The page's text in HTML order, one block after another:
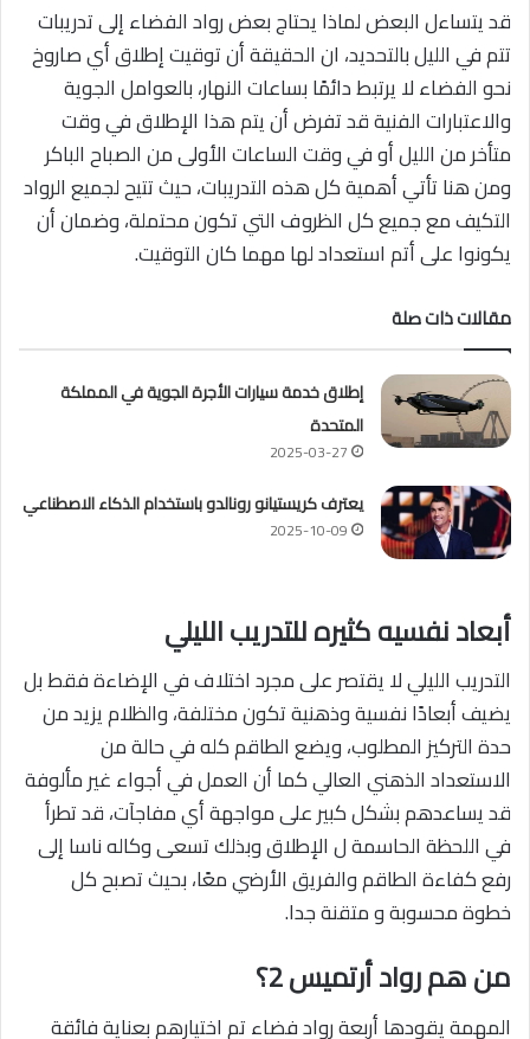
قد يتساءل البعض لماذا يحتاج بعض رواد الفضاء إلى تدريبات
تتم في الليل بالتحديد، ان الحقيقة أن توقيت إطلاق أي صاروخ
نحو الفضاء لا يرتبط دائمًا بساعات النهار، بالعوامل الجوية
والاعتبارات الفنية قد تفرض أن يتم هذا الإطلاق في وقت
متأخر من الليل أو في وقت الساعات الأولى من الصباح الباكر
ومن هنا تأتي أهمية كل هذه التدريبات، حيث تتيح لجميع الرواد
التكيف مع جميع كل الظروف التي تكون محتملة، وضمان أن
يكونوا على أتم استعداد لها مهما كان التوقيت.
مقالات ذات صلة
إطلاق خدمة سيارات الأجرة الجوية في المملكة
المتحدة
2025-03-27
يعترف كريستيانو رونالدو باستخدام الذكاء الاصطناعي
2025-10-09
أبعاد نفسيه كثيره للتدريب الليلي
التدريب الليلي لا يقتصر على مجرد اختلاف في الإضاءة فقط بل
يضيف أبعادًا نفسية وذهنية تكون مختلفة، والظلام يزيد من
حدة التركيز المطلوب، ويضع الطاقم كله في حالة من
الاستعداد الذهني العالي كما أن العمل في أجواء غير مألوفة
قد يساعدهم بشكل كبير على مواجهة أي مفاجآت، قد تطرأ
في اللحظة الحاسمة ل الإطلاق وبذلك تسعى وكاله ناسا إلى
رفع كفاءة الطاقم والفريق الأرضي معًا، بحيث تصبح كل
خطوة محسوبة و متقنة جدا.
من هم رواد أرتميس 2؟
المهمة يقودها أربعة رواد فضاء تم اختيارهم بعناية فائقة